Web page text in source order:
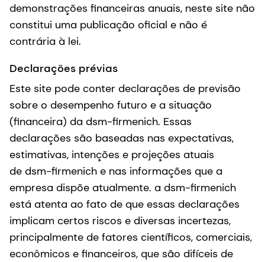
demonstrações financeiras anuais, neste site não
constitui uma publicação oficial e não é
contrária à lei.
Declarações prévias
Este site pode conter declarações de previsão
sobre o desempenho futuro e a situação
(financeira) da dsm-firmenich. Essas
declarações são baseadas nas expectativas,
estimativas, intenções e projeções atuais
de dsm-firmenich e nas informações que a
empresa dispõe atualmente. a dsm-firmenich
está atenta ao fato de que essas declarações
implicam certos riscos e diversas incertezas,
principalmente de fatores científicos, comerciais,
econômicos e financeiros, que são difíceis de